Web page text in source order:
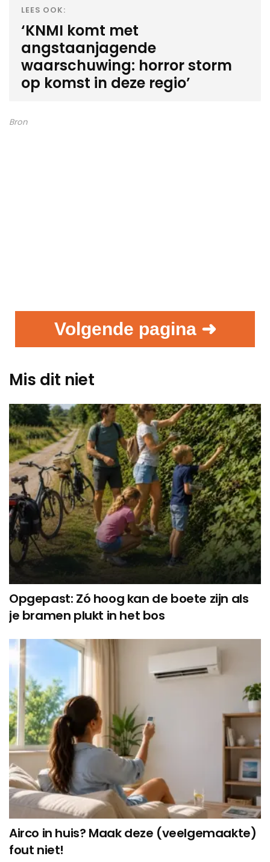
LEES OOK:
‘KNMI komt met
angstaanjagende
waarschuwing: horror storm
op komst in deze regio’
Bron
Volgende pagina ➜
Mis dit niet
Opgepast: Zó hoog kan de boete zijn als
je bramen plukt in het bos
Airco in huis? Maak deze (veelgemaakte)
fout niet!